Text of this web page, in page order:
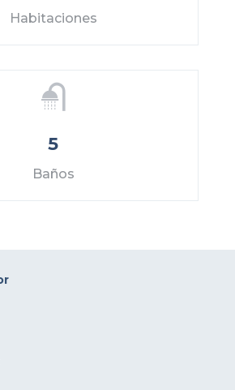
Habitaciones
5
Baños